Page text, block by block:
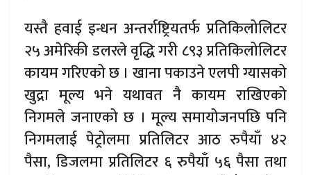
यस्तै हवाई इन्धन अन्तर्राष्ट्रियतर्फ प्रतिकिलोलिटर
२५ अमेरिकी डलरले वृद्धि गरी ८९३ प्रतिकिलोलिटर
कायम गरिएको छ । खाना पकाउने एलपी ग्यासको
खुद्रा मूल्य भने यथावत नै कायम राखिएको
निगमले जनाएको छ । मूल्य समायोजनपछि पनि
निगमलाई पेट्रोलमा प्रतिलिटर आठ रुपैयाँ ४२
पैसा, डिजलमा प्रतिलिटर ६ रुपैयाँ ५६ पैसा तथा